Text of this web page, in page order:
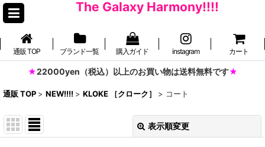
The Galaxy Harmony!!!!
通販 TOP ブランド一覧 購入ガイド instagram カート
22000yen（税込）以上のお買い物は送料無料です
通販 TOP > NEW!!!! > KLOKE ［クローク］ > コート
表示順変更